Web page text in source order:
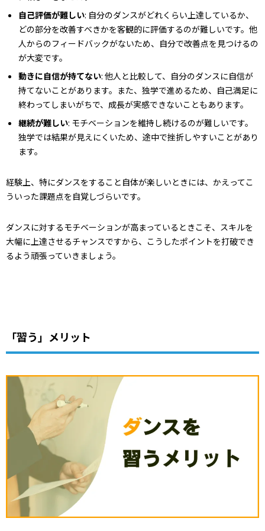
自己評価が難しい: 自分のダンスがどれくらい上達しているか、
どの部分を改善すべきかを客観的に評価するのが難しいです。他
人からのフィードバックがないため、自分で改善点を見つけるの
が大変です。
動きに自信が持てない: 他人と比較して、自分のダンスに自信が
持てないことがあります。また、独学で進めるため、自己満足に
終わってしまいがちで、成長が実感できないこともあります。
継続が難しい: モチベーションを維持し続けるのが難しいです。
独学では結果が見えにくいため、途中で挫折しやすいことがあり
ます。
経験上、特にダンスをすること自体が楽しいときには、かえってこ
ういった課題点を自覚しづらいです。
ダンスに対するモチベーションが高まっているときこそ、スキルを
大幅に上達させるチャンスですから、こうしたポイントを打破でき
るよう頑張っていきましょう。
「習う」メリット